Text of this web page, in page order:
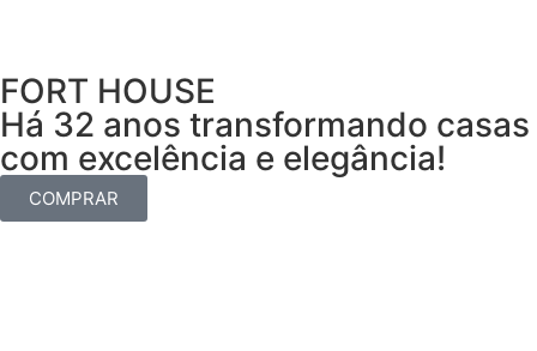
FORT HOUSE
Há 32 anos transformando casas
com excelência e elegância!
COMPRAR